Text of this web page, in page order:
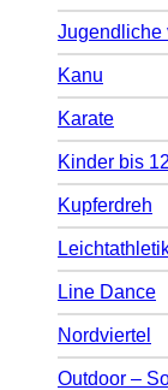
Jugendliche
Kanu
Karate
Kinder bis
Kupferdreh
Line Dance
Nordviertel
Outdoor –